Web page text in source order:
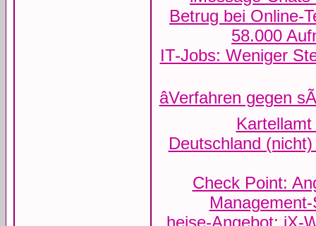
Betrug bei Online-
58.000
IT-Jobs: Weniger
âVerfahren gegen
Deutschland
Check Point:
heise-Angebot: iX-